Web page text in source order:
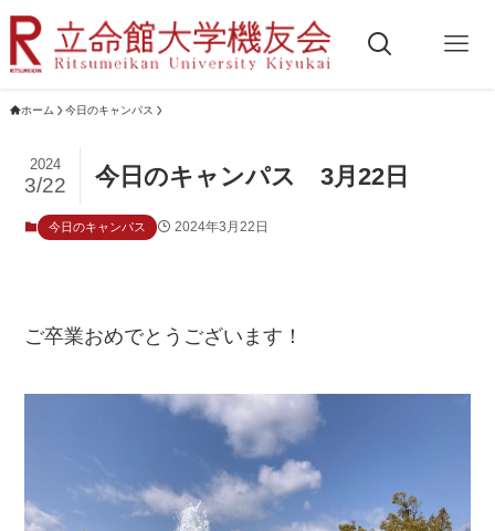
ホーム 今日のキャンパス
今日のキャンパス 3月22日
2024
3/22
今日のキャンパス 2024年3月22日
ご卒業おめでとうございます！